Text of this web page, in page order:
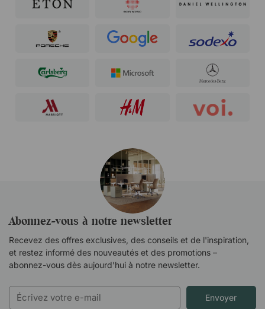
Abonnez-vous à notre newsletter
Recevez des offres exclusives, des conseils et de l'inspiration,
et restez informé des nouveautés et des promotions –
abonnez-vous dès aujourd’hui à notre newsletter.
Envoyer